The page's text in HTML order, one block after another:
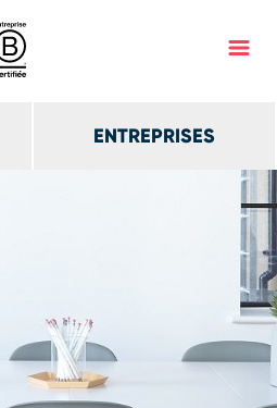
ENTREPRISES